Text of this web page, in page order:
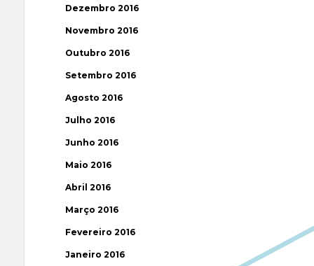
Dezembro 2016
Novembro 2016
Outubro 2016
Setembro 2016
Agosto 2016
Julho 2016
Junho 2016
Maio 2016
Abril 2016
Março 2016
Fevereiro 2016
Janeiro 2016